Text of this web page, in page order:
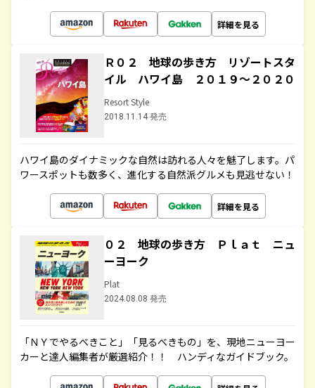
詳細を見る
Ｒ０２ 地球の歩き方 リゾートスタ
イル ハワイ島 ２０１９～２０２０
Resort Style
2018.11.14 発売
ハワイ島のダイナミックな自然は訪れる人々を魅了します。パ
ワースポットも数多く、進化する自然派グルメも見逃せない！
詳細を見る
０２ 地球の歩き方 Ｐｌａｔ ニュ
ーヨーク
Plat
2024.08.08 発売
「ＮＹでやるべきこと」「見るべきもの」を、現地ニューヨー
カーと達人編集者が厳選紹介！！ ハンディなガイドブック。